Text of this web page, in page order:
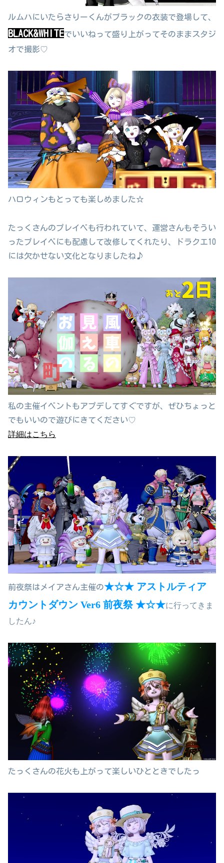
ルムハにいたらさりーくんがブラックの衣装で登場して、
BLACK&WHITEでいいねって盛り上がってそのままスタジ
オで撮影♡
ハロウィンもとっても楽しめました☆
たっくさんのプレイベも行われていて、運営さんもそうい
ったプレイベにも配慮して改修してくれたり、ドラクエ10
には欠かせない文化となりましたね♪
私の主催イベントもアプデしてすぐですが、ぜひちょっと
でもいいので遊びにきてください♡
詳細はこちら
前夜祭はメイアさん主催の★☆★ アストルティア
カウントダウン Ver6 前夜祭 ★☆★に行ってきま
したん♪
たっくさんの花火も上がって楽しいひとときでしたっ